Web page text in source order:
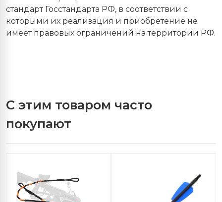
стандарт Госстандарта РФ, в соответствии с
которыми их реализация и приобретение не
имеет правовых ограничений на территории РФ.
С этим товаром часто
покупают